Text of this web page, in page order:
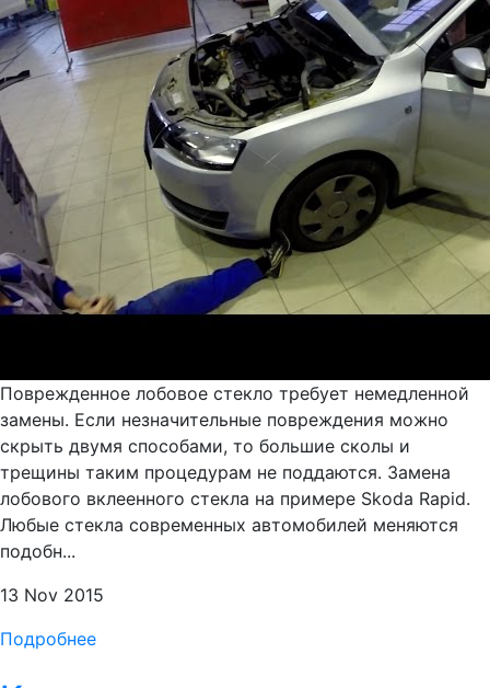
Поврежденное лобовое стекло требует немедленной
замены. Если незначительные повреждения можно
скрыть двумя способами, то большие сколы и
трещины таким процедурам не поддаются. Замена
лобового вклеенного стекла на примере Skoda Rapid.
Любые стекла современных автомобилей меняются
подобн...
13 Nov 2015
Подробнее